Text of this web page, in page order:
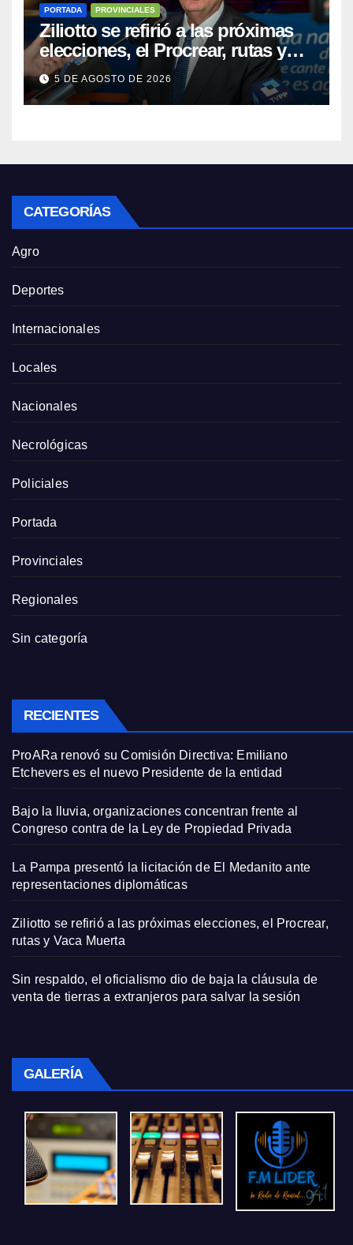
PORTADA PROVINCIALES
Ziliotto se refirió a las próximas
elecciones, el Procrear, rutas y
Vaca Muerta
5 DE AGOSTO DE 2026
CATEGORÍAS
Agro
Deportes
Internacionales
Locales
Nacionales
Necrológicas
Policiales
Portada
Provinciales
Regionales
Sin categoría
RECIENTES
ProARa renovó su Comisión Directiva: Emiliano
Etchevers es el nuevo Presidente de la entidad
Bajo la lluvia, organizaciones concentran frente al
Congreso contra de la Ley de Propiedad Privada
La Pampa presentó la licitación de El Medanito ante
representaciones diplomáticas
Ziliotto se refirió a las próximas elecciones, el Procrear,
rutas y Vaca Muerta
Sin respaldo, el oficialismo dio de baja la cláusula de
venta de tierras a extranjeros para salvar la sesión
GALERÍA